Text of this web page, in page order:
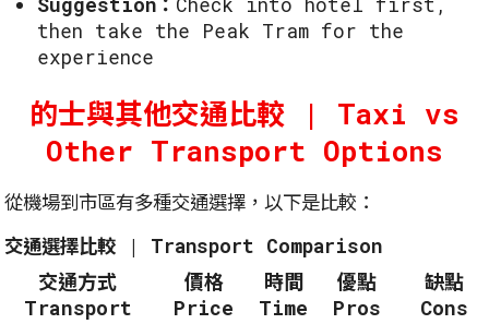
then take the Peak Tram for the
experience
的士與其他交通比較 | Taxi vs
Other Transport Options
從機場到市區有多種交通選擇，以下是比較：
交通選擇比較 | Transport Comparison
交通方式
Transport
價格
Price
時間
Time
優點
Pros
缺點
Cons